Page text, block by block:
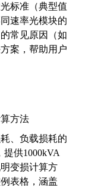
标准（典型值
速率光模块的
常见原因（如
案，帮助用户
方法
、负载损耗的
提供1000kVA
变损计算方
表格，涵盖